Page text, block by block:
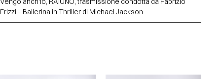
Frizzi – Ballerina in Thriller di Michael Jackson